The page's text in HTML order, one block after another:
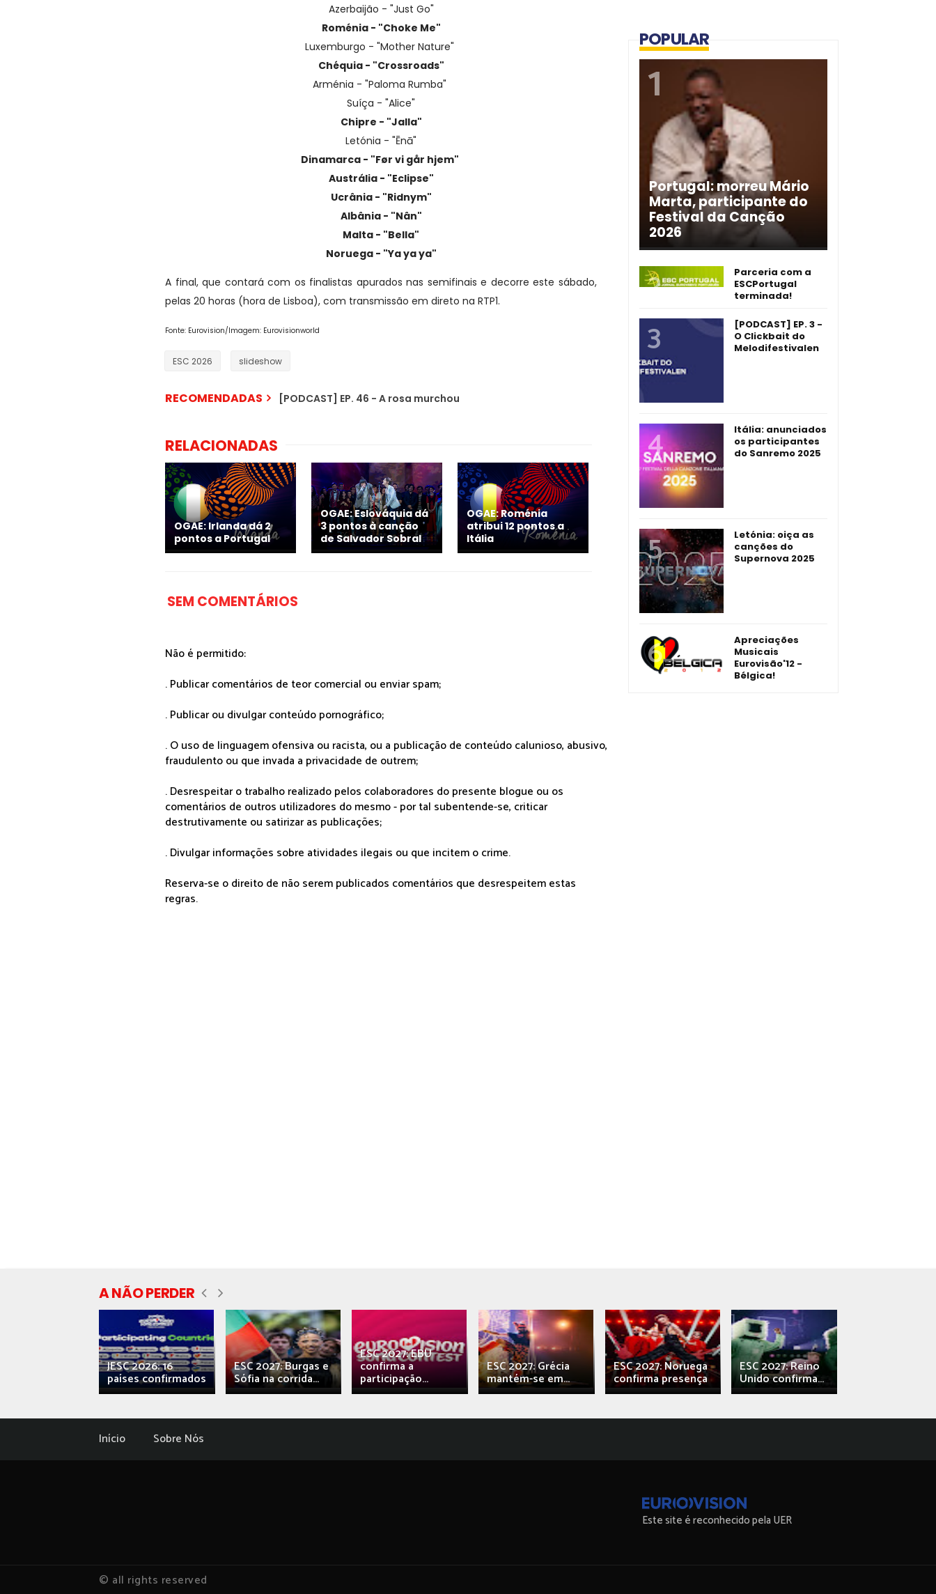
Azerbaijão - "Just Go"
Roménia - "Choke Me"
Luxemburgo - "Mother Nature"
Chéquia - "Crossroads"
Arménia - "Paloma Rumba"
Suíça - "Alice"
Chipre - "Jalla"
Letónia - "Ēnā"
Dinamarca - "Før vi går hjem"
Austrália - "Eclipse"
Ucrânia - "Ridnym"
Albânia - "Nân"
Malta - "Bella"
Noruega - "Ya ya ya"
A final, que contará com os finalistas apurados nas semifinais e decorre este sábado,
pelas 20 horas (hora de Lisboa), com transmissão em direto na RTP1.
Fonte: Eurovision/Imagem: Eurovisionworld
ESC 2026 slideshow
RECOMENDADAS [PODCAST] EP. 46 - A rosa murchou
RELACIONADAS
OGAE: Irlanda dá 2
pontos a Portugal
OGAE: Eslováquia dá
3 pontos à canção
de Salvador Sobral
OGAE: Roménia
atribui 12 pontos a
Itália
SEM COMENTÁRIOS
Não é permitido:
. Publicar comentários de teor comercial ou enviar spam;
. Publicar ou divulgar conteúdo pornográfico;
. O uso de linguagem ofensiva ou racista, ou a publicação de conteúdo calunioso, abusivo,
fraudulento ou que invada a privacidade de outrem;
. Desrespeitar o trabalho realizado pelos colaboradores do presente blogue ou os
comentários de outros utilizadores do mesmo - por tal subentende-se, criticar
destrutivamente ou satirizar as publicações;
. Divulgar informações sobre atividades ilegais ou que incitem o crime.
Reserva-se o direito de não serem publicados comentários que desrespeitem estas
regras.
POPULAR
Portugal: morreu Mário
Marta, participante do
Festival da Canção
2026
Parceria com a
ESCPortugal
terminada!
[PODCAST] EP. 3 -
O Clickbait do
Melodifestivalen
Itália: anunciados
os participantes
do Sanremo 2025
Letónia: oiça as
canções do
Supernova 2025
Apreciações
Musicais
Eurovisão'12 -
Bélgica!
A NÃO PERDER
JESC 2026: 16
países confirmados
ESC 2027: Burgas e
Sófia na corrida...
ESC 2027: EBU
confirma a
participação...
ESC 2027: Grécia
mantém-se em...
ESC 2027: Noruega
confirma presença
ESC 2027: Reino
Unido confirma...
Início Sobre Nós
Este site é reconhecido pela UER
© all rights reserved